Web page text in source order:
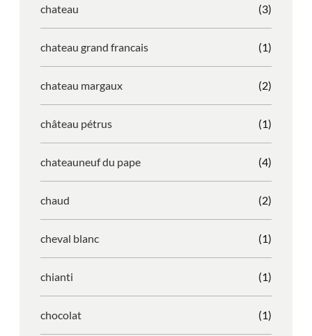
chateau (3)
chateau grand francais (1)
chateau margaux (2)
château pétrus (1)
chateauneuf du pape (4)
chaud (2)
cheval blanc (1)
chianti (1)
chocolat (1)